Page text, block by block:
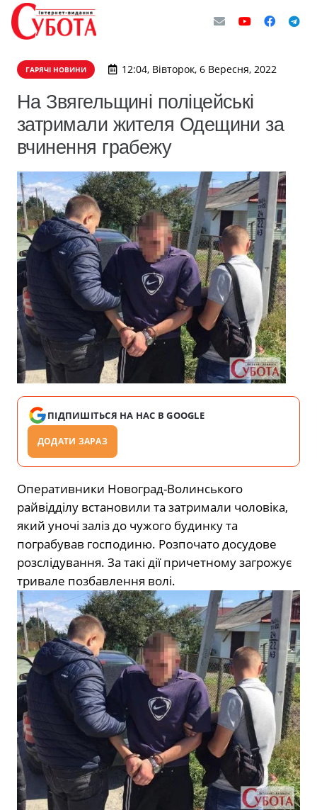
ГАРЯЧІ НОВИНИ 12:04, Вівторок, 6 Вересня, 2022
На Звягельщині поліцейські
затримали жителя Одещини за
вчинення грабежу
ПІДПИШІТЬСЯ НА НАС В GOOGLE
ДОДАТИ ЗАРАЗ
Оперативники Новоград-Волинського
райвідділу встановили та затримали чоловіка,
який уночі заліз до чужого будинку та
пограбував господиню. Розпочато досудове
розслідування. За такі дії причетному загрожує
тривале позбавлення волі.